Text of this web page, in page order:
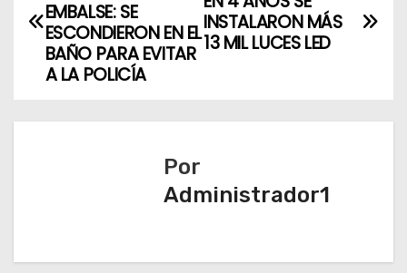
a
g
INSTALARON MÁS
13 MIL LUCES LED
EMBALSE: SE
ESCONDIERON EN EL
BAÑO PARA EVITAR
A LA POLICÍA
Por
Administrador1